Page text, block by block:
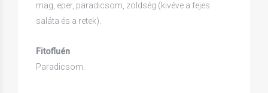
mag, eper, paradicsom, zöldség (kivéve a fejes
saláta és a retek).
Fitofluén
Paradicsom.